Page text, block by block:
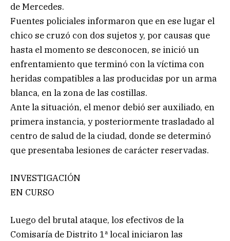
de Mercedes.
Fuentes policiales informaron que en ese lugar el
chico se cruzó con dos sujetos y, por causas que
hasta el momento se desconocen, se inició un
enfrentamiento que terminó con la víctima con
heridas compatibles a las producidas por un arma
blanca, en la zona de las costillas.
Ante la situación, el menor debió ser auxiliado, en
primera instancia, y posteriormente trasladado al
centro de salud de la ciudad, donde se determinó
que presentaba lesiones de carácter reservadas.
INVESTIGACIÓN
EN CURSO
Luego del brutal ataque, los efectivos de la
Comisaría de Distrito 1ª local iniciaron las